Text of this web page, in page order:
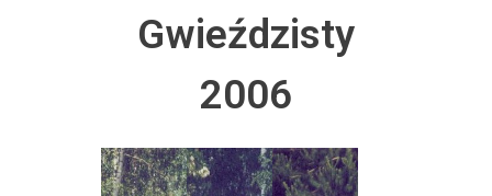
Gwieździsty
2006